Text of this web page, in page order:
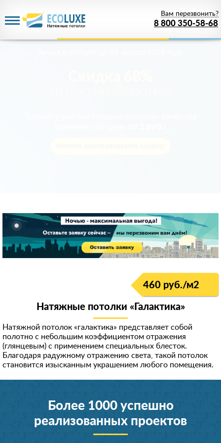
8 800 350-58-68
Вам перезвонить?
460 руб./м2
Натяжные потолки «Галактика»
Натяжной потолок «галактика» представляет собой
полотно с небольшим коэффициентом отражения
(глянцевым) с применением специальных блесток.
Благодаря радужному отражению света, такой потолок
становится изысканным украшением любого помещения.
Более 1000 успешно
реализованных проектов